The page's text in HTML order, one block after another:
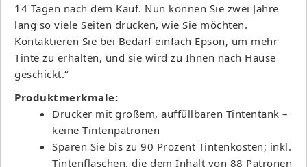
14 Tagen nach dem Kauf. Nun können Sie zwei Jahre
lang so viele Seiten drucken, wie Sie möchten.
Kontaktieren Sie bei Bedarf einfach Epson, um mehr
Tinte zu erhalten, und sie wird zu Ihnen nach Hause
geschickt.“
Produktmerkmale:
Drucker mit großem, auffüllbaren Tintentank –
keine Tintenpatronen
Sparen Sie bis zu 90 Prozent Tintenkosten; inkl.
Tintenflaschen, die dem Inhalt von 88 Patronen